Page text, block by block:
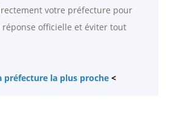
votre préfecture pour
officielle et éviter tout
préfecture la plus proche <